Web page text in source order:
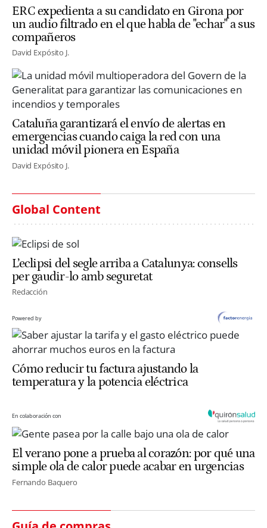
ERC expedienta a su candidato en Girona por
un audio filtrado en el que habla de "echar" a sus
compañeros
David Expósito J.
Cataluña garantizará el envío de alertas en
emergencias cuando caiga la red con una
unidad móvil pionera en España
David Expósito J.
Global Content
L’eclipsi del segle arriba a Catalunya: consells
per gaudir-lo amb seguretat
Redacción
Powered by
Cómo reducir tu factura ajustando la
temperatura y la potencia eléctrica
En colaboración con
El verano pone a prueba al corazón: por qué una
simple ola de calor puede acabar en urgencias
Fernando Baquero